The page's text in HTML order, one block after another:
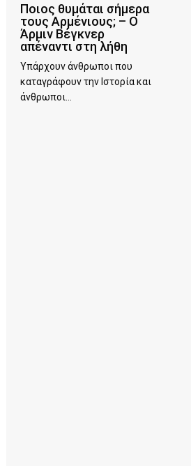
Ποιος θυμάται σήμερα
τους Αρμένιους; – Ο
Άρμιν Βέγκνερ
απέναντι στη λήθη
Υπάρχουν άνθρωποι που
καταγράφουν την Ιστορία και
άνθρωποι...